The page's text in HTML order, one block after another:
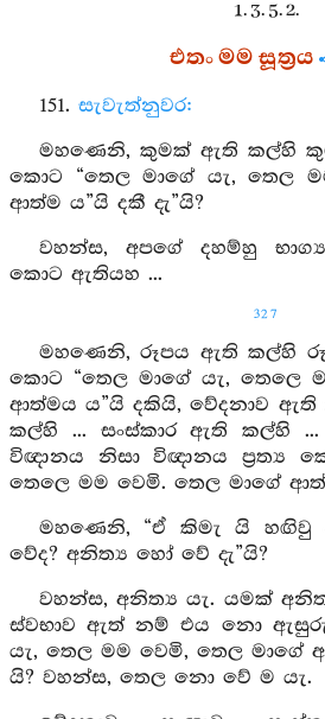
1. 3. 5. 2.
එතං මම සූත්‍රය
151. සැවැත්නුවර:
මහණෙනි, කුමක් ඇති කල්හි
කොට “තෙල මාගේ යැ, තෙල
ආත්ම ය”යි දකී දැ”යි?
වහන්ස, අපගේ දහම්හු
කොට ඇතියහ ...
327
මහණෙනි, රූපය ඇති කල්හි
කොට “තෙල මාගේ යැ, තෙලෙ
ආත්මය ය”යි දකියි, වේදනාව
කල්හි ... සංස්කාර ඇති කල්හි
විඥානය නිසා විඥානය ප්‍රත්‍ය
තෙලෙ මම වෙමි. තෙල මාගේ
මහණෙනි, “ඒ කිමැ යි
වේද? අනිත්‍ය හෝ වේ දැ”යි?
වහන්ස, අනිත්‍ය යැ. යමක්
ස්වභාව ඇත් නම් එය නො ඇසුරු
යැ, තෙල මම වෙමි, තෙල මාගේ
යි? වහන්ස, තෙල නො වේ ම යැ.